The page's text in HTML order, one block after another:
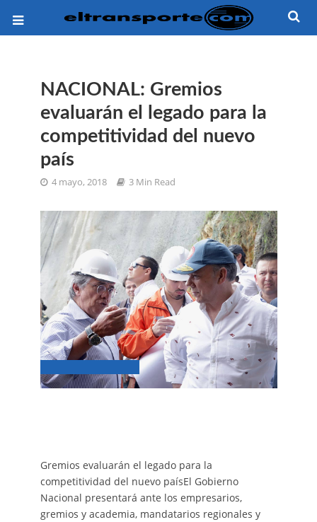
NACIONAL: Gremios
evaluarán el legado para la
competitividad del nuevo
país
4 mayo, 2018 3 Min Read
Gremios evaluarán el legado para la
competitividad del nuevo paísEl Gobierno
Nacional presentará ante los empresarios,
gremios y academia, mandatarios regionales y